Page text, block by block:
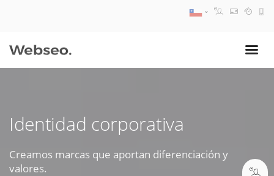
Identidad corporativa
Creamos marcas que aportan diferenciación y
valores.
09:30 AM A 18:30 PM
soporte@webseo.cl